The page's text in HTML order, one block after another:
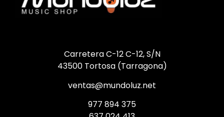
Carretera C-12 C-12, S/N
43500 Tortosa (Tarragona)
ventas@mundoluz.net
977 894 375